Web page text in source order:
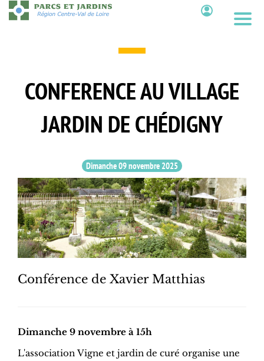
Aller
au
CONFERENCE AU VILLAGE
JARDIN DE CHÉDIGNY
Dimanche 09 novembre 2025
Conférence de Xavier Matthias
Dimanche 9 novembre à 15h
L'association Vigne et jardin de curé organise une